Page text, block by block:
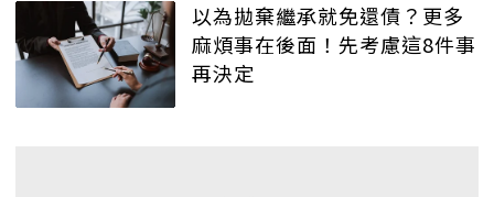
以為拋棄繼承就免還債？更多
麻煩事在後面！先考慮這8件事
再決定